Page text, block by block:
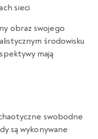
sieci
obraz swojego
środowisku
mają
swobodne
są wykonywane